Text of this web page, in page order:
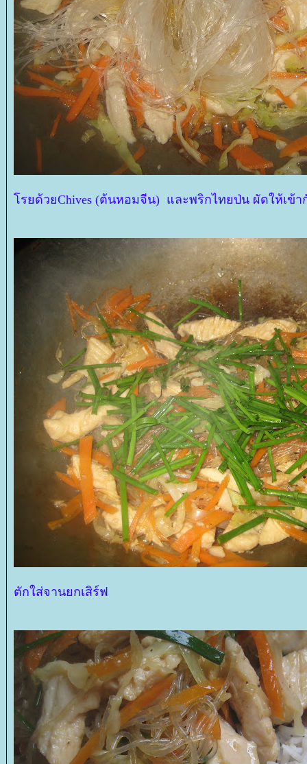
รยด้วยChives (ต้นหอมจีน) และพริกไทยป่น ผัดให้เข้
ตักใส่จานยกเสิร์ฟ